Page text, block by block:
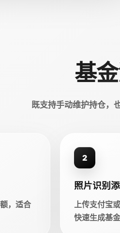
基
既支持手动维护持仓，
，适合
2
照片识别
上传支付宝
快速生成基